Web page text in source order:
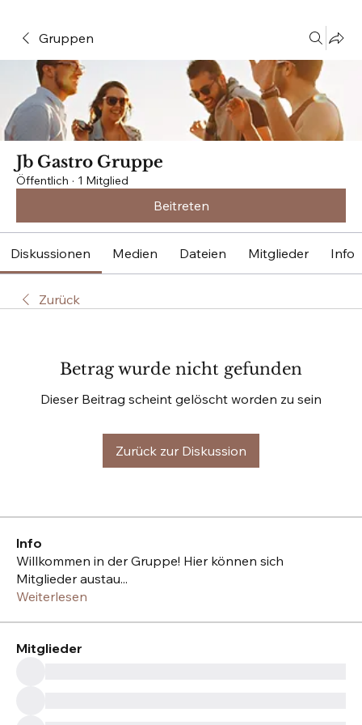
Gruppen
Jb Gastro Gruppe
Öffentlich · 1 Mitglied
Beitreten
Diskussionen Medien Dateien Mitglieder Info
Zurück
Betrag wurde nicht gefunden
Dieser Beitrag scheint gelöscht worden zu sein
Zurück zur Diskussion
Info
Willkommen in der Gruppe! Hier können sich
Mitglieder austau...
Weiterlesen
Mitglieder